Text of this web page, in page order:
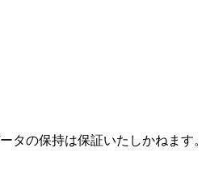
タの保持は保証いたしかねます。